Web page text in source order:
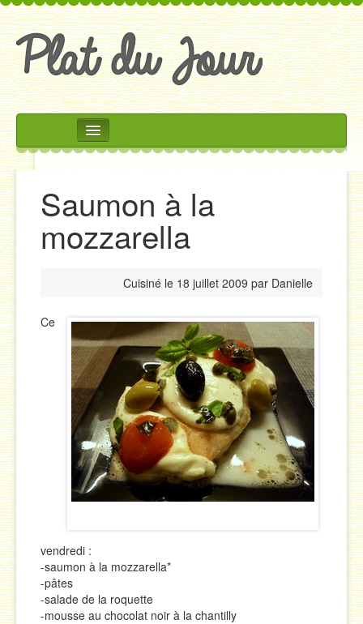
Rechercher
Accueil
Accompagnements
Plats
Salades
Sauces
Soupes & Potages
Trucs & Astuces
Saumon à la
mozzarella
Cuisiné le 18 juillet 2009 par Danielle
Ce
vendredi :
-saumon à la mozzarella*
-pâtes
-salade de la roquette
-mousse au chocolat noir à la chantilly